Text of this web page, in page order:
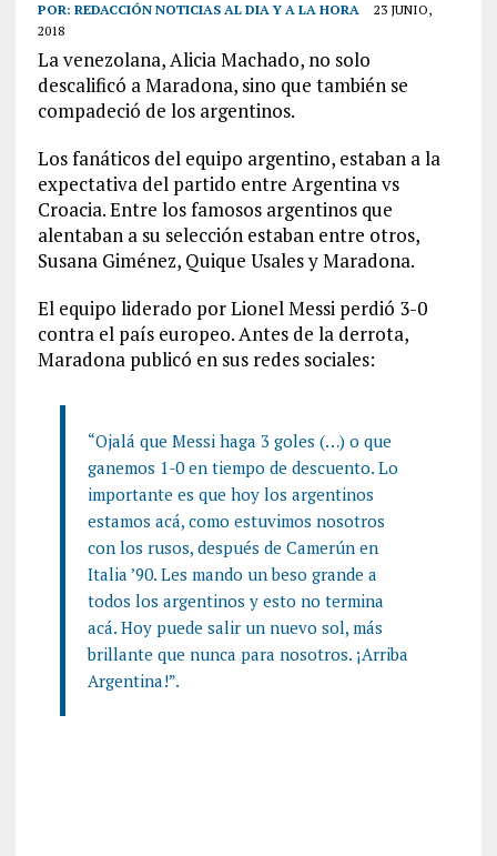
POR: REDACCIÓN NOTICIAS AL DIA Y A LA HORA
23 JUNIO,
2018
La venezolana, Alicia Machado, no solo
descalificó a Maradona, sino que también se
compadeció de los argentinos.
Los fanáticos del equipo argentino, estaban a la
expectativa del partido entre Argentina vs
Croacia. Entre los famosos argentinos que
alentaban a su selección estaban entre otros,
Susana Giménez, Quique Usales y Maradona.
El equipo liderado por Lionel Messi perdió 3-0
contra el país europeo. Antes de la derrota,
Maradona publicó en sus redes sociales:
“Ojalá que Messi haga 3 goles (…) o que
ganemos 1-0 en tiempo de descuento. Lo
importante es que hoy los argentinos
estamos acá, como estuvimos nosotros
con los rusos, después de Camerún en
Italia ’90. Les mando un beso grande a
todos los argentinos y esto no termina
acá. Hoy puede salir un nuevo sol, más
brillante que nunca para nosotros. ¡Arriba
Argentina!”.